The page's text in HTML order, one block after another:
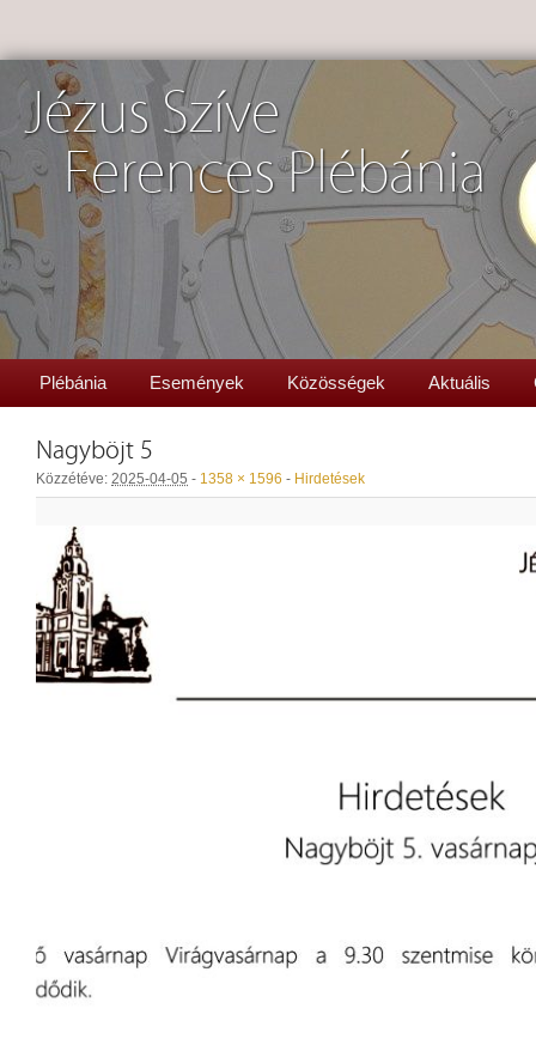
Jézus Szíve
Ferences Plébánia
Plébánia Események Közösségek Aktuális
Nagyböjt 5
Közzétéve: 2025-04-05 - 1358 × 1596 - Hirdetések